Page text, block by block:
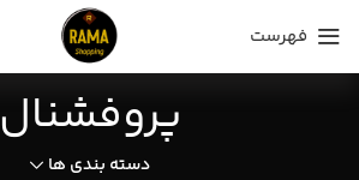
فهرست
پروفشنال
دسته بندی ها